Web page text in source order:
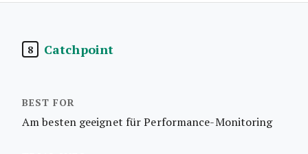
8 Catchpoint
Am besten geeignet für Performance-Monitoring